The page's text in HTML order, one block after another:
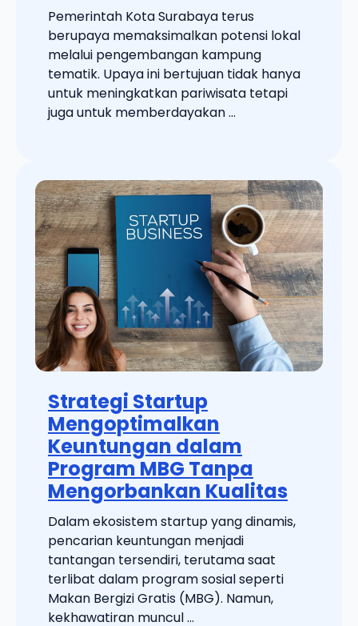
Pemerintah Kota Surabaya terus
berupaya memaksimalkan potensi lokal
melalui pengembangan kampung
tematik. Upaya ini bertujuan tidak hanya
untuk meningkatkan pariwisata tetapi
juga untuk memberdayakan ...
Strategi Startup
Mengoptimalkan
Keuntungan dalam
Program MBG Tanpa
Mengorbankan Kualitas
Dalam ekosistem startup yang dinamis,
pencarian keuntungan menjadi
tantangan tersendiri, terutama saat
terlibat dalam program sosial seperti
Makan Bergizi Gratis (MBG). Namun,
kekhawatiran muncul ...